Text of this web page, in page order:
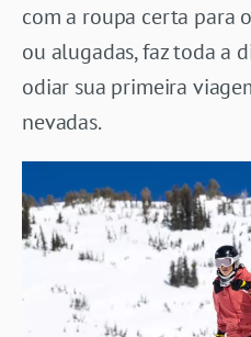
com a roupa certa para
ou alugadas, faz toda a
odiar sua primeira
nevadas.